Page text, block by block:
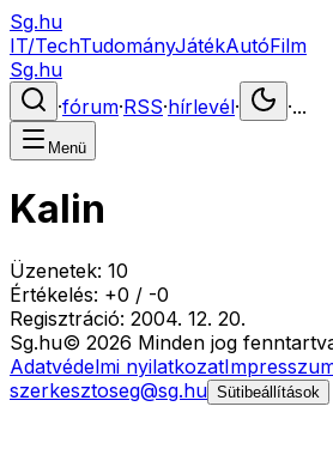
Sg.hu
IT/TechTudományJátékAutóFilm
Sg.hu
·fórum·RSS·hírlevél· ·...
Menü
Kalin
Üzenetek: 10
Értékelés: +0 / -0
Regisztráció: 2004. 12. 20.
Sg.hu© 2026 Minden jog
Adatvédelmi nyilatkozat
szerkesztoseg@sg.hu Sütibeállítások